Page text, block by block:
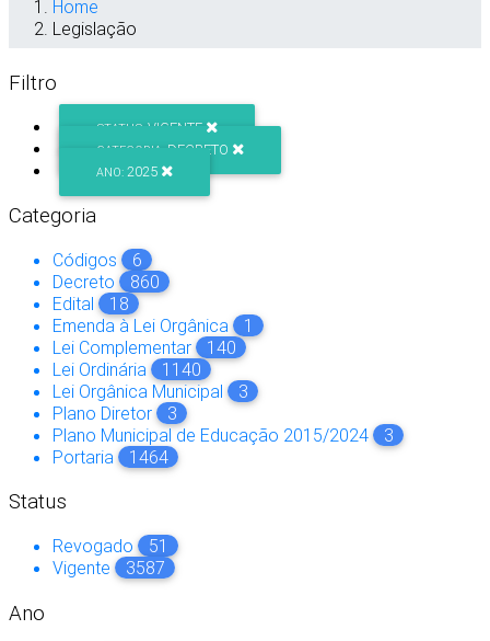
Home
Legislação
Filtro
STATUS: VIGENTE
CATEGORIA: DECRETO
ANO: 2025
Categoria
Códigos
6
Decreto
860
Edital
18
Emenda à Lei Orgânica
1
Lei Complementar
140
Lei Ordinária
1140
Lei Orgânica Municipal
3
Plano Diretor
3
Plano Municipal de Educação 2015/2024
3
Portaria
1464
Status
Revogado
51
Vigente
3587
Ano